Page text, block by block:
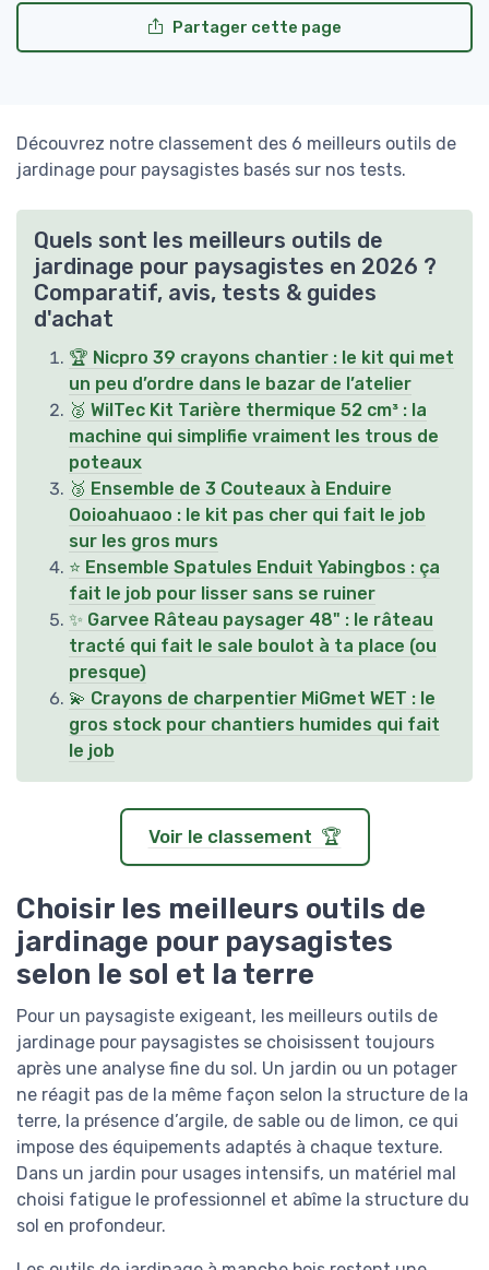
Partager cette page
Découvrez notre classement des 6 meilleurs outils de
jardinage pour paysagistes basés sur nos tests.
Quels sont les meilleurs outils de
jardinage pour paysagistes en 2026 ?
Comparatif, avis, tests & guides
d'achat
🏆 Nicpro 39 crayons chantier : le kit qui met
un peu d’ordre dans le bazar de l’atelier
🥈 WilTec Kit Tarière thermique 52 cm³ : la
machine qui simplifie vraiment les trous de
poteaux
🥉 Ensemble de 3 Couteaux à Enduire
Ooioahuaoo : le kit pas cher qui fait le job
sur les gros murs
⭐ Ensemble Spatules Enduit Yabingbos : ça
fait le job pour lisser sans se ruiner
✨ Garvee Râteau paysager 48" : le râteau
tracté qui fait le sale boulot à ta place (ou
presque)
💫 Crayons de charpentier MiGmet WET : le
gros stock pour chantiers humides qui fait
le job
Voir le classement 🏆
Choisir les meilleurs outils de
jardinage pour paysagistes
selon le sol et la terre
Pour un paysagiste exigeant, les meilleurs outils de
jardinage pour paysagistes se choisissent toujours
après une analyse fine du sol. Un jardin ou un potager
ne réagit pas de la même façon selon la structure de la
terre, la présence d’argile, de sable ou de limon, ce qui
impose des équipements adaptés à chaque texture.
Dans un jardin pour usages intensifs, un matériel mal
choisi fatigue le professionnel et abîme la structure du
sol en profondeur.